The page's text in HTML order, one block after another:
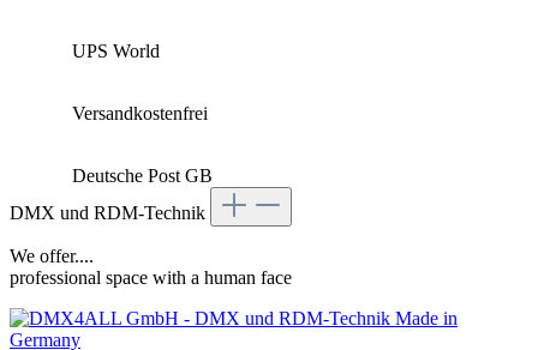
UPS World
Versandkostenfrei
Deutsche Post GB
DMX und RDM-Technik
We offer....
professional space with a human face